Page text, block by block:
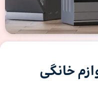
خانگی